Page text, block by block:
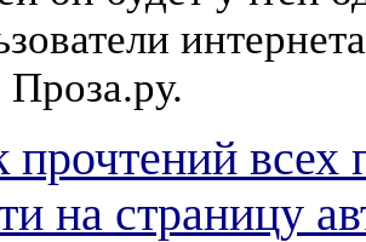
Проза.ру.
всех
на страницу